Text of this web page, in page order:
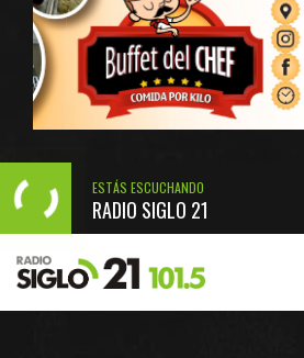
ESTÁS ESCUCHANDO
RADIO SIGLO 21